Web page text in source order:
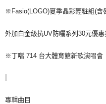
※ Fasio(LOGO)夏季晶彩輕粧組(含
外加白金級抗UV防曬系列30元優惠
※丁噹 714 台大體育館新歌演唱會
專輯曲目